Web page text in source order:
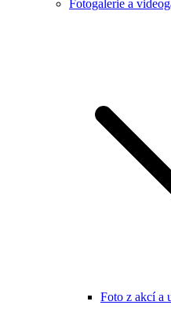
Fotogalerie a
Foto z akcí a